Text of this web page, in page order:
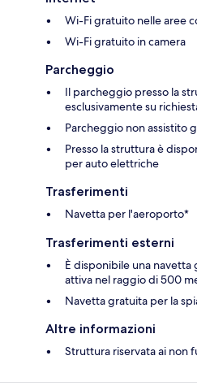
Wi-Fi gratuito nelle aree
Wi-Fi gratuito in camera
Parcheggio
Il parcheggio presso la
esclusivamente su
Parcheggio non assistito
Presso la struttura è
per auto elettriche
Trasferimenti
Navetta per l'aeroporto*
Trasferimenti esterni
È disponibile una
attiva nel raggio di 500
Navetta gratuita per la
Altre informazioni
Struttura riservata ai non